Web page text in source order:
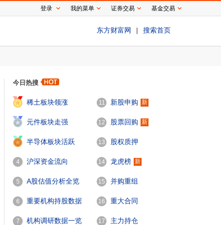
东方财富网 | 搜索首页
今日热搜
稀土板块领涨
2
元件板块走强
3
半导体板块活跃
4 沪深资金流向
5 A股估值分析全览
6 重要机构持股数据
7 机构调研数据一览
11 新股申购 新
12 股票回购 新
13 股权质押
14 龙虎榜 新
15 并购重组
16 重大合同
17 主力持仓
登录 我的菜单 证券交易 基金交易